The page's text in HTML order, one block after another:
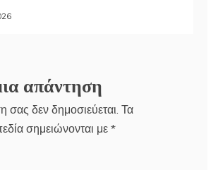
απάντηση
σας δεν δημοσιεύεται. Τα
σημειώνονται με *